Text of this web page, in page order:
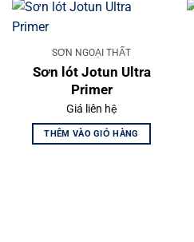
SƠN NGOẠI THẤT
Sơn lót Jotun Ultra
Primer
Giá liên hệ
THÊM VÀO GIỎ HÀNG